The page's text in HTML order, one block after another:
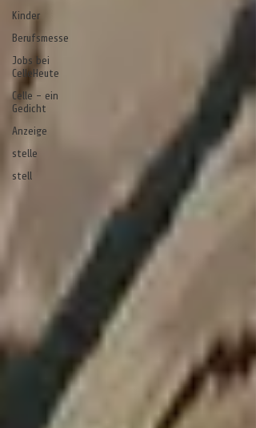
Kinder
Berufsmesse
Jobs bei
CelleHeute
Celle - ein
Gedicht
Anzeige
stelle
stell